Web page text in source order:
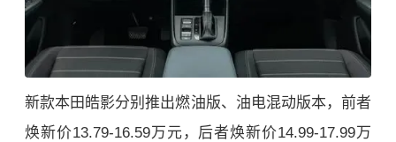
新款本田皓影分别推出燃油版、油电混动版本，前者
焕新价13.79-16.59万元，后者焕新价14.99-17.99万